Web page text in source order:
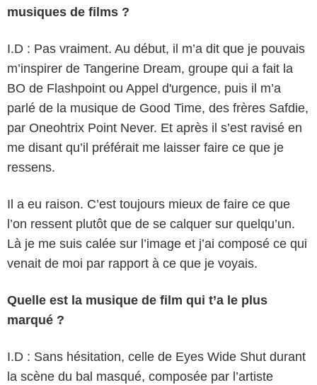
musiques de films ?
I.D : Pas vraiment. Au début, il m’a dit que je pouvais
m’inspirer de Tangerine Dream, groupe qui a fait la
BO de Flashpoint ou Appel d'urgence, puis il m’a
parlé de la musique de Good Time, des frères Safdie,
par Oneohtrix Point Never. Et après il s’est ravisé en
me disant qu’il préférait me laisser faire ce que je
ressens.
Il a eu raison. C’est toujours mieux de faire ce que
l’on ressent plutôt que de se calquer sur quelqu’un.
Là je me suis calée sur l’image et j’ai composé ce qui
venait de moi par rapport à ce que je voyais.
Quelle est la musique de film qui t’a le plus
marqué ?
I.D : Sans hésitation, celle de Eyes Wide Shut durant
la scène du bal masqué, composée par l’artiste